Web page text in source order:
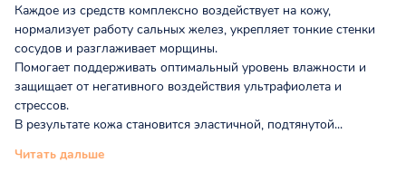
Каждое из средств комплексно воздействует на кожу,
нормализует работу сальных желез, укрепляет тонкие стенки
сосудов и разглаживает морщины.
Помогает поддерживать оптимальный уровень влажности и
защищает от негативного воздействия ультрафиолета и
стрессов.
В результате кожа становится эластичной, подтянутой...
Читать дальше